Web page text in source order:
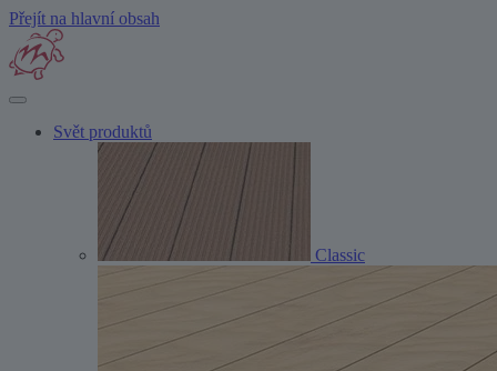
Přejít na hlavní obsah
Svět produktů
Classic